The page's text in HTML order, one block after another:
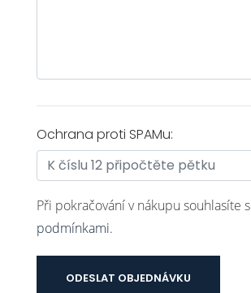
Ochrana proti SPAMu:
Při pokračování v nákupu souhlasíte s
podmínkami.